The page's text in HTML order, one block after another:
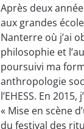
Après deux
aux grandes
Nanterre où j’ai
philosophie et
poursuivi ma
anthropologie
l’EHESS. En
« Mise en scène
du festival des